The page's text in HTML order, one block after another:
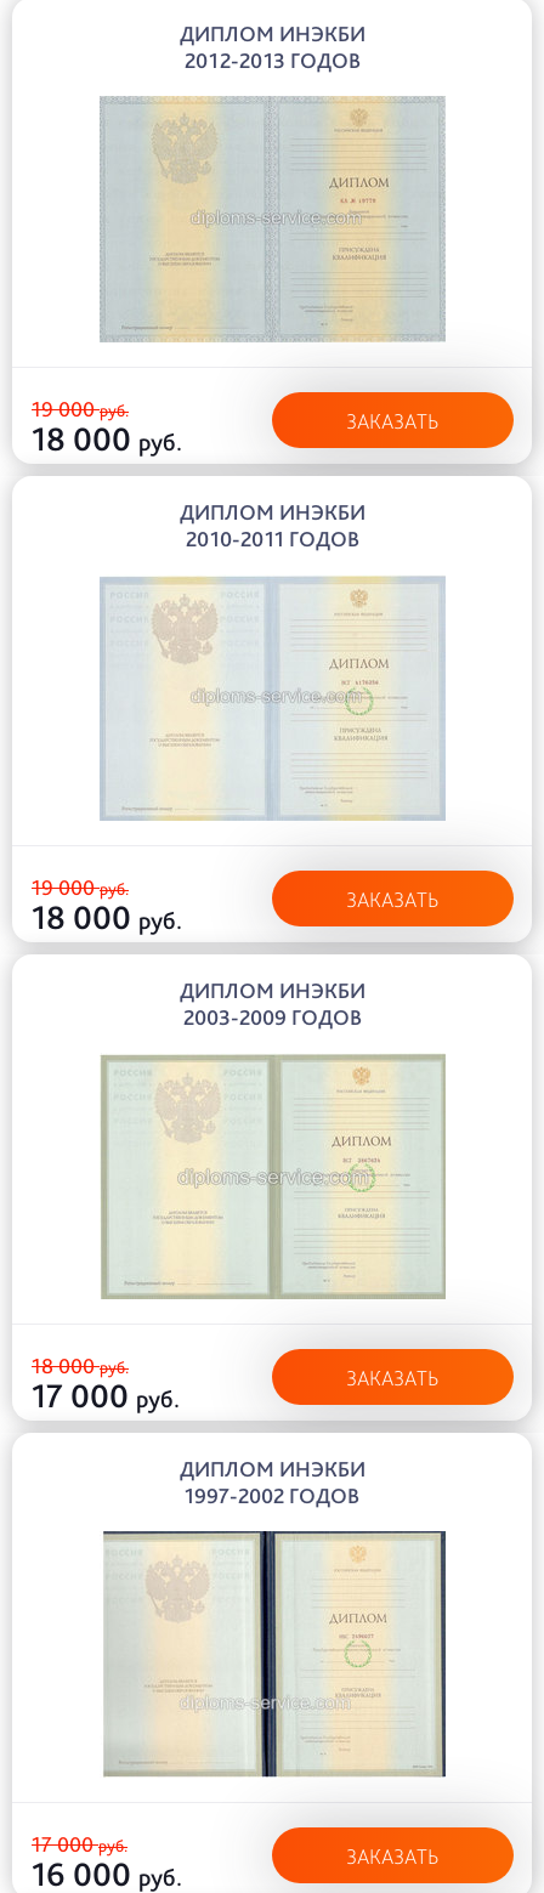
ДИПЛОМ ИНЭКБИ
2012-2013 ГОДОВ
19 000руб.
18 000 руб.
ЗАКАЗАТЬ
ДИПЛОМ ИНЭКБИ
2010-2011 ГОДОВ
19 000руб.
18 000 руб.
ЗАКАЗАТЬ
ДИПЛОМ ИНЭКБИ
2003-2009 ГОДОВ
18 000руб.
17 000 руб.
ЗАКАЗАТЬ
ДИПЛОМ ИНЭКБИ
1997-2002 ГОДОВ
17 000руб.
16 000 руб.
ЗАКАЗАТЬ